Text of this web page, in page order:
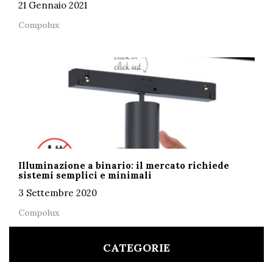
21 Gennaio 2021
Compolux
Illuminazione a binario: il mercato richiede
sistemi semplici e minimali
3 Settembre 2020
Compolux
CATEGORIE